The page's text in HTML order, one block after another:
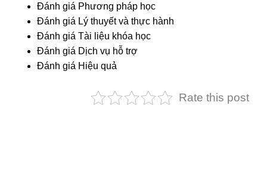
Đánh giá Phương pháp học
Đánh giá Lý thuyết và thực hành
Đánh giá Tài liệu khóa học
Đánh giá Dịch vụ hỗ trợ
Đánh giá Hiệu quả
Rate this post